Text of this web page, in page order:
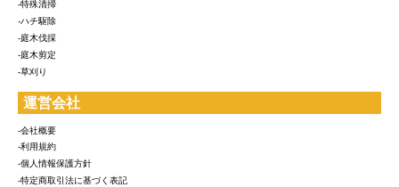
-特殊清掃
-ハチ駆除
-庭木伐採
-庭木剪定
-草刈り
運営会社
-会社概要
-利用規約
-個人情報保護方針
-特定商取引法に基づく表記